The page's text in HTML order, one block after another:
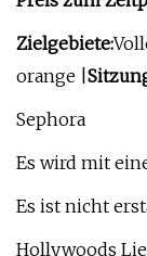
Zielgebiete:
orange |
Sephora
Es wird mit
Es ist nicht
Hollywoods